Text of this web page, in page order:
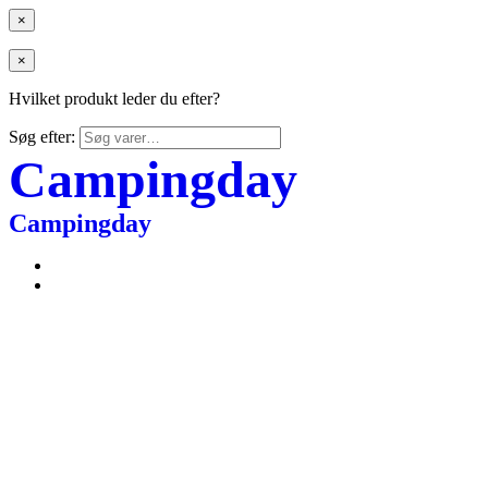
×
×
Hvilket produkt leder du efter?
Søg efter:
Campingday
Campingday